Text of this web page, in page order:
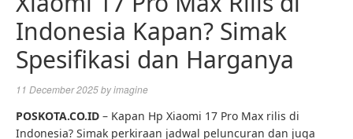
Indonesia Kapan? Simak
Spesifikasi dan Harganya
11 December 2025byimagine
POSKOTA.CO.ID – Kapan Hp Xiaomi 17 Pro Max rilis di
Indonesia? Simak perkiraan jadwal peluncuran dan juga